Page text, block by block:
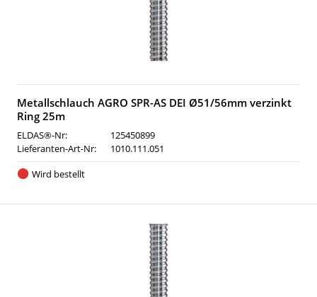
Metallschlauch AGRO SPR-AS DEI Ø51/56mm verzinkt
Ring 25m
ELDAS®-Nr:
125450899
Lieferanten-Art-Nr:
1010.111.051
Wird bestellt